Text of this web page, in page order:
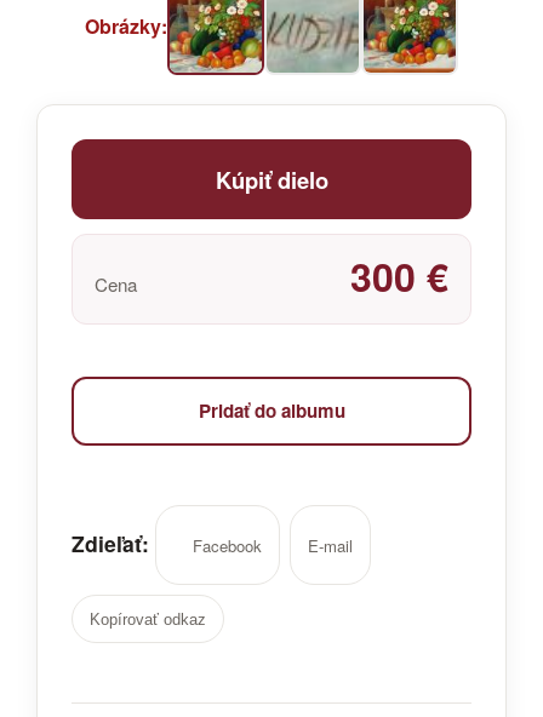
Obrázky:
Kúpiť dielo
Cena 300 €
Pridať do albumu
Zdieľať: Facebook E-mail
Kopírovať odkaz